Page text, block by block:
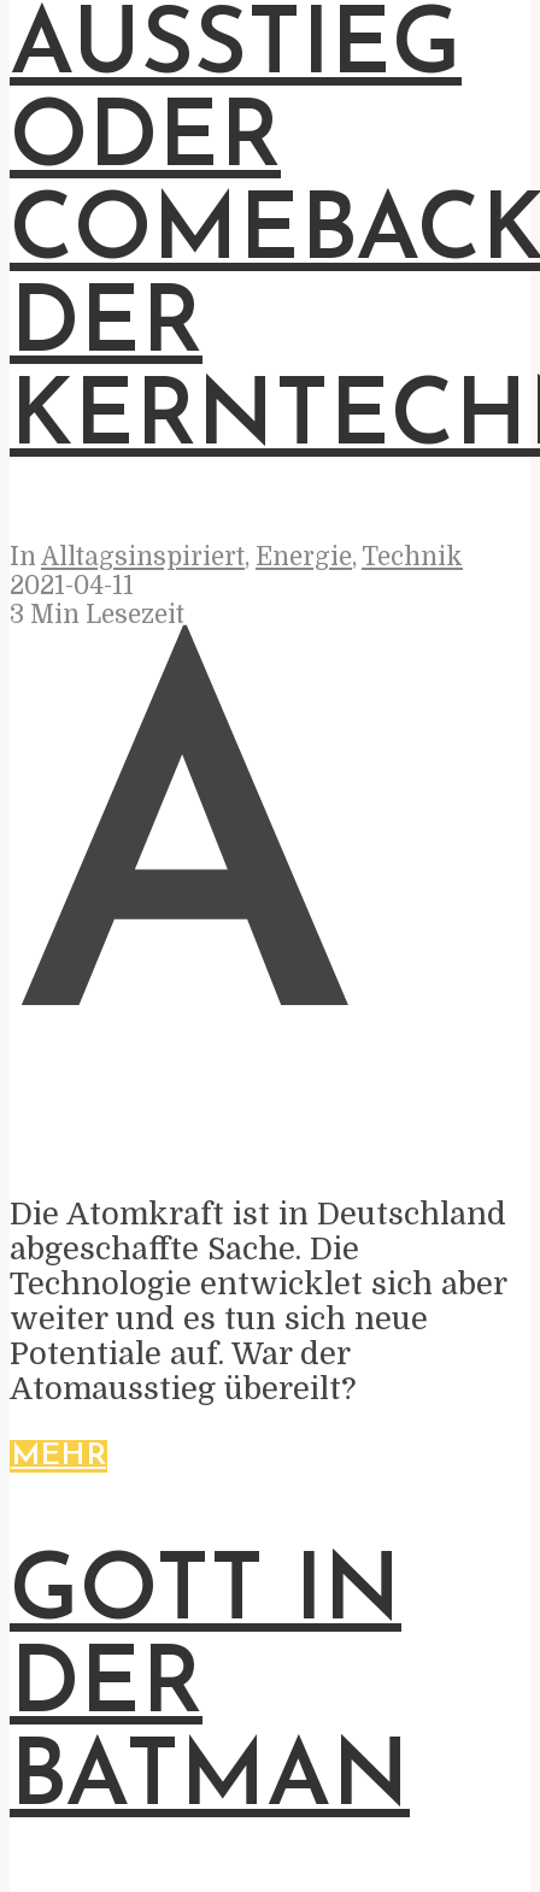
AUSSTIEG
ODER
DER
In Alltagsinspiriert, Energie, Technik
2021-04-11
3 Min Lesezeit
A
Die Atomkraft ist in Deutschland
abgeschaffte Sache. Die
Technologie entwicklet sich aber
weiter und es tun sich neue
Potentiale auf. War der
Atomausstieg übereilt?
MEHR
GOTT IN
DER
BATMAN